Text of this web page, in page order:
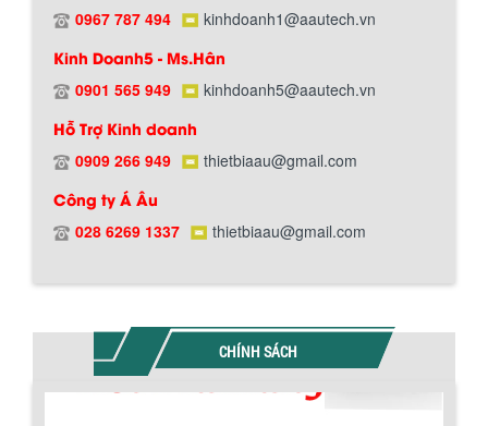
0967 787 494 kinhdoanh1@aautech.vn
Kinh Doanh5 - Ms.Hân
0901 565 949 kinhdoanh5@aautech.vn
Hỗ Trợ Kinh doanh
0909 266 949 thietbiaau@gmail.com
Công ty Á Âu
028 6269 1337 thietbiaau@gmail.com
CHÍNH SÁCH